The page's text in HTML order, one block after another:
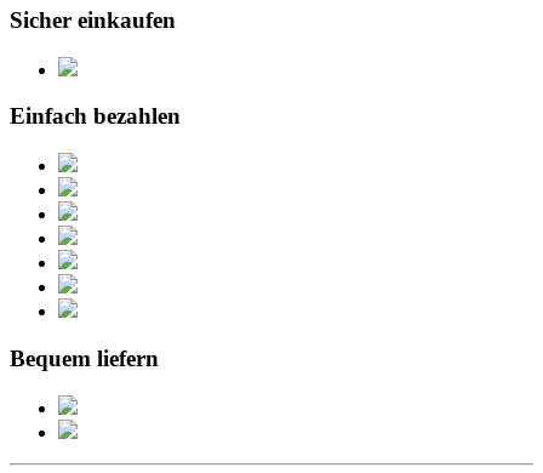
Sicher einkaufen
Einfach bezahlen
Bequem liefern